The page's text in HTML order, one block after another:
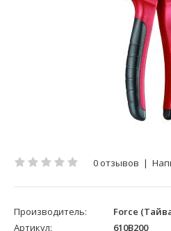
0 отзывов |
Производитель:
Force
Артикул:
610B200